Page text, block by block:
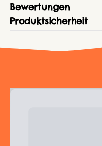
Bewertungen
Produktsicherheit